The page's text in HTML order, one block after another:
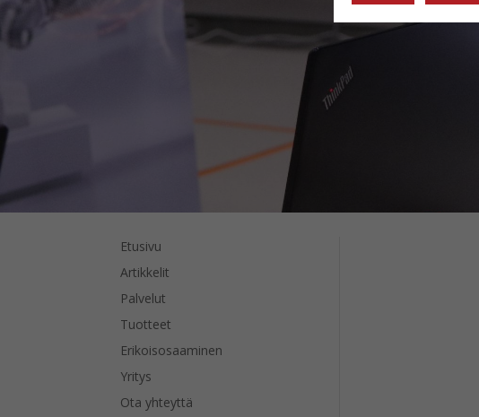
Etusivu
Artikkelit
Palvelut
Tuotteet
Erikoisosaaminen
Yritys
Ota yhteyttä